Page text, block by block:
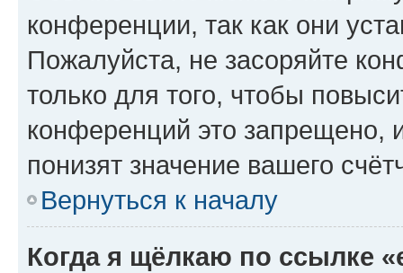
конференции, так как они
Пожалуйста, не засоряйте
только для того, чтобы
конференций это запрещено,
понизят значение вашего
Вернуться к началу
Когда я щёлкаю по ссылке